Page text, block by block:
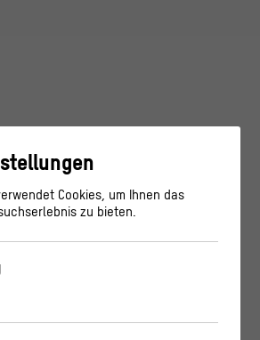
Cookies, um Ihnen das
zu bieten.